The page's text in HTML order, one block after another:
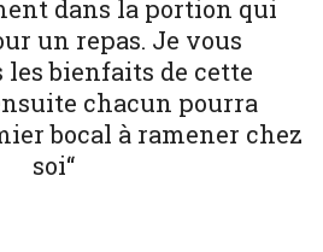
dans la portion qui
un repas. Je vous
bienfaits de cette
chacun pourra
bocal à ramener chez
soi“